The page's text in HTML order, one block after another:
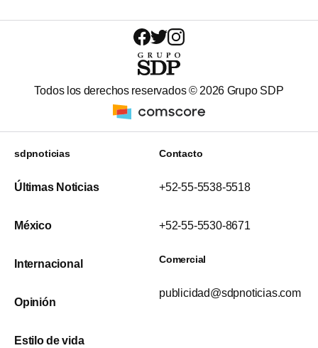
Todos los derechos reservados © 2026 Grupo SDP
sdpnoticias
Últimas Noticias
México
Internacional
Opinión
Estilo de vida
Contacto
+52-55-5538-5518
+52-55-5530-8671
Comercial
publicidad@sdpnoticias.com